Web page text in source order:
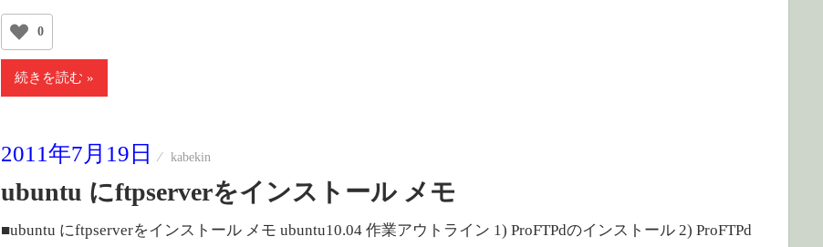
0
続きを読む
2011年7月19日 kabekin
ubuntu にftpserverをインストール メモ
■ubuntu にftpserverをインストール メモ ubuntu10.04 作業アウトライン 1) ProFTPdのインストール 2) ProFTPd